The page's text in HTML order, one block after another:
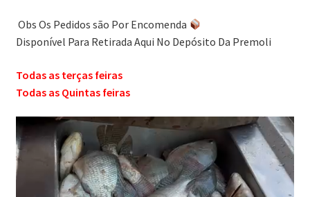
Obs Os Pedidos são Por Encomenda
Disponível Para Retirada Aqui No Depósito Da Premoli
Todas as terças feiras
Todas as Quintas feiras
Tocador
de
vídeo